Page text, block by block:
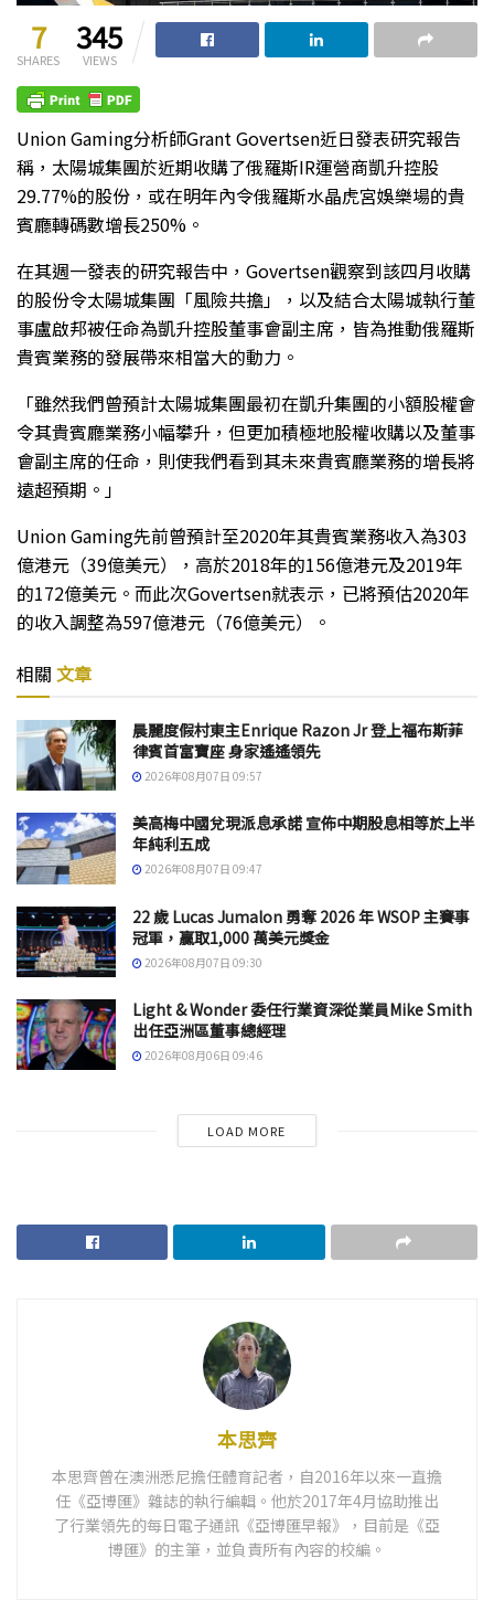
7
SHARES
345
VIEWS
Union Gaming分析師Grant Govertsen近日發表研究報告
稱，太陽城集團於近期收購了俄羅斯IR運營商凱升控股
29.77%的股份，或在明年內令俄羅斯水晶虎宮娛樂場的貴
賓廳轉碼數增長250%。
在其週一發表的研究報告中，Govertsen觀察到該四月收購
的股份令太陽城集團「風險共擔」，以及結合太陽城執行董
事盧啟邦被任命為凱升控股董事會副主席，皆為推動俄羅斯
貴賓業務的發展帶來相當大的動力。
「雖然我們曾預計太陽城集團最初在凱升集團的小額股權會
令其貴賓廳業務小幅攀升，但更加積極地股權收購以及董事
會副主席的任命，則使我們看到其未來貴賓廳業務的增長將
遠超預期。」
Union Gaming先前曾預計至2020年其貴賓業務收入為303
億港元（39億美元），高於2018年的156億港元及2019年
的172億美元。而此次Govertsen就表示，已將預估2020年
的收入調整為597億港元（76億美元）。
相關 文章
晨麗度假村東主Enrique Razon Jr 登上福布斯菲
律賓首富寶座 身家遙遙領先
2026年08月07日 09:57
美高梅中國兌現派息承諾 宣佈中期股息相等於上半
年純利五成
2026年08月07日 09:47
22 歲 Lucas Jumalon 勇奪 2026 年 WSOP 主賽事
冠軍，贏取1,000 萬美元獎金
2026年08月07日 09:30
Light & Wonder 委任行業資深從業員Mike Smith
出任亞洲區董事總經理
2026年08月06日 09:46
LOAD MORE
本思齊
本思齊曾在澳洲悉尼擔任體育記者，自2016年以來一直擔
任《亞博匯》雜誌的執行編輯。他於2017年4月協助推出
了行業領先的每日電子通訊《亞博匯早報》，目前是《亞
博匯》的主筆，並負責所有內容的校編。